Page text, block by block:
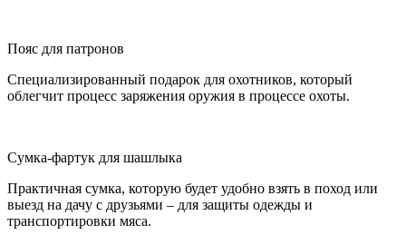
Пояс для патронов
Специализированный подарок для охотников, который
облегчит процесс заряжения оружия в процессе охоты.
Сумка-фартук для шашлыка
Практичная сумка, которую будет удобно взять в поход или
выезд на дачу с друзьями – для защиты одежды и
транспортировки мяса.